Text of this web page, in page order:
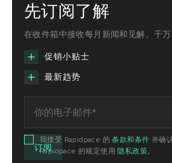
先订阅了解
在收件箱中接收每月新闻和见解。千万
促销小贴士
最新趋势
我接受 Rapidpace 的条款和条件 并确
Rapidpace 的规定使用隐私政策。